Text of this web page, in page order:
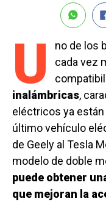
U
no de los
cada vez
inalámbricas,
eléctricos ya están
último vehículo
de Geely al Tesla
modelo de doble
puede obtener
que mejoran la